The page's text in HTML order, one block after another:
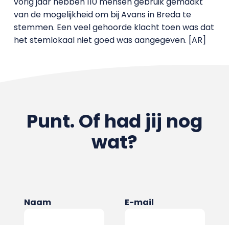
van de mogelijkheid om bij Avans in Breda te
stemmen. Een veel gehoorde klacht toen was dat
het stemlokaal niet goed was aangegeven. [AR]
Punt. Of had jij nog
wat?
Naam E-mail